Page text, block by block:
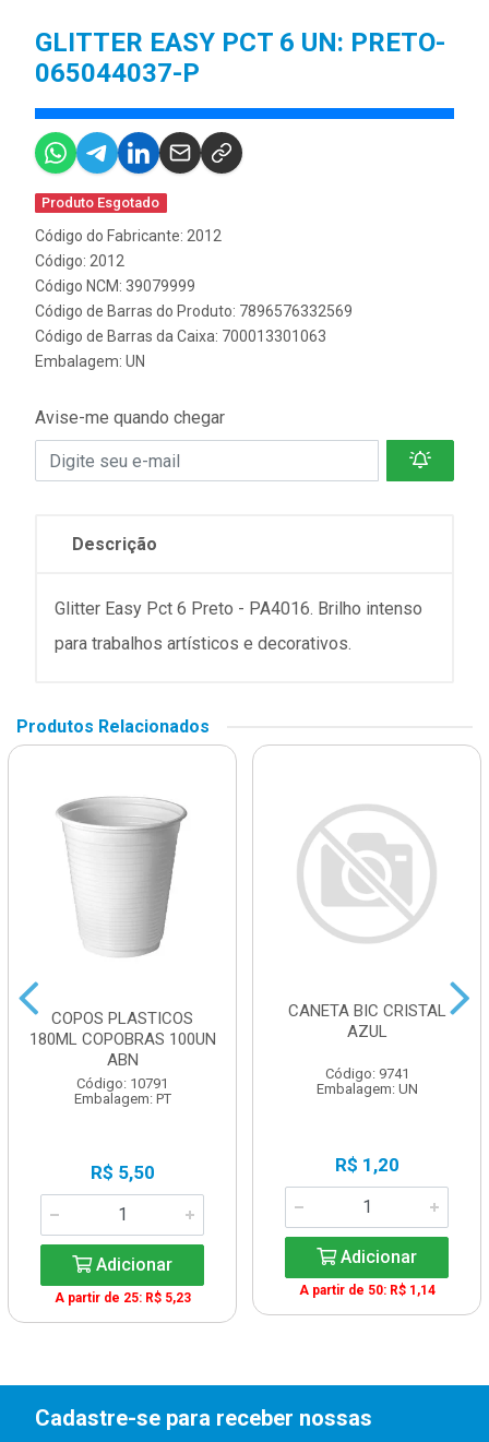
GLITTER EASY PCT 6 UN: PRETO-
065044037-P
Produto Esgotado
Código do Fabricante: 2012
Código: 2012
Código NCM: 39079999
Código de Barras do Produto: 7896576332569
Código de Barras da Caixa: 700013301063
Embalagem: UN
Avise-me quando chegar
Descrição
Glitter Easy Pct 6 Preto - PA4016. Brilho intenso
para trabalhos artísticos e decorativos.
Produtos Relacionados
COPOS PLASTICOS
180ML COPOBRAS 100UN
ABN
Código: 10791
Embalagem: PT
R$ 5,50
Adicionar
A partir de 25: R$ 5,23
CANETA BIC CRISTAL
AZUL
Código: 9741
Embalagem: UN
R$ 1,20
Adicionar
A partir de 50: R$ 1,14
Cadastre-se para receber nossas